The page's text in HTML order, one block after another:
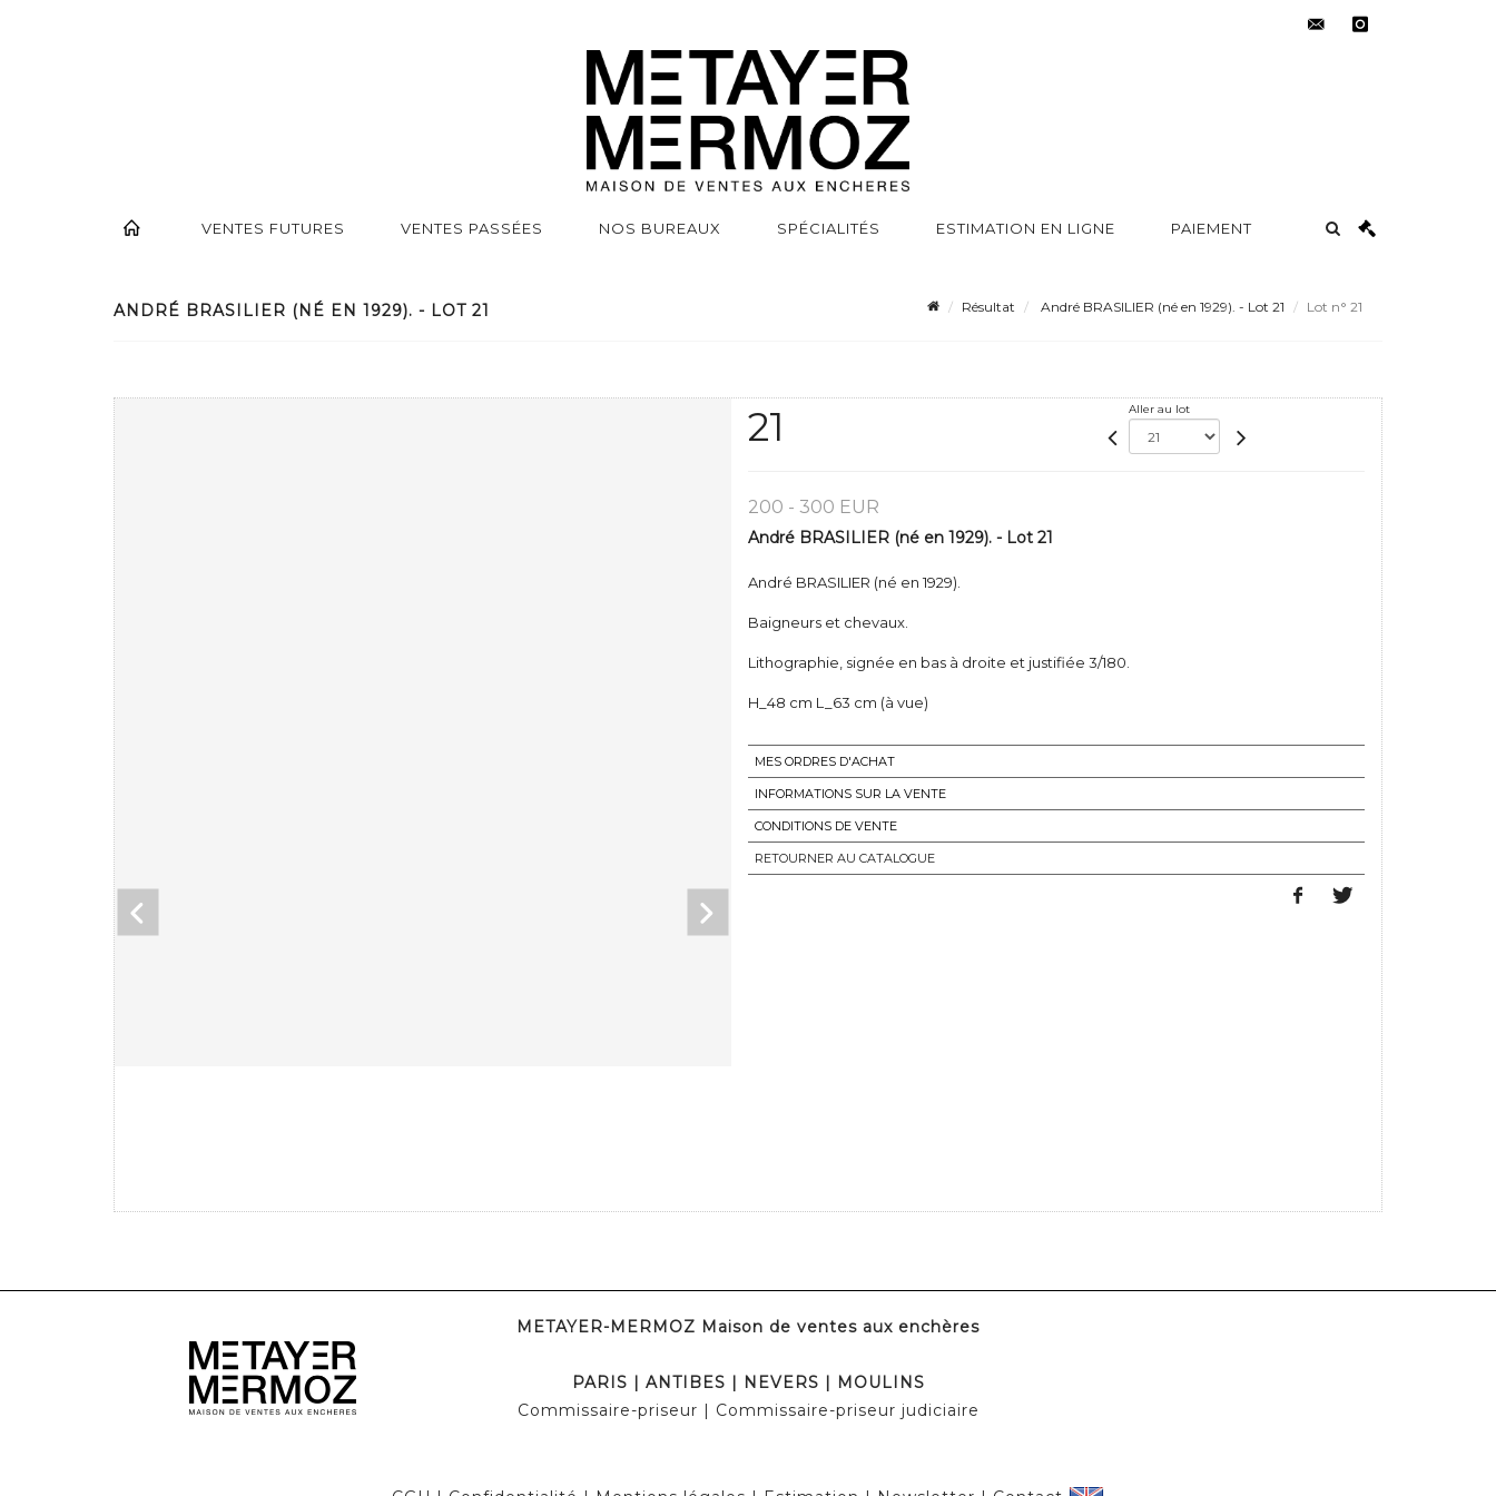
VENTES FUTURES VENTES PASSÉES NOS BUREAUX SPÉCIALITÉS ESTIMATION EN LIGNE PAIEMENT
ANDRÉ BRASILIER (NÉ EN 1929). - LOT 21 Résultat André BRASILIER (né en 1929). - Lot 21 Lot n° 21
21 Aller au lot
200 - 300 EUR
André BRASILIER (né en 1929). - Lot 21
André BRASILIER (né en 1929).
Baigneurs et chevaux.
Lithographie, signée en bas à droite et justifiée 3/180.
H_48 cm L_63 cm (à vue)
MES ORDRES D'ACHAT
INFORMATIONS SUR LA VENTE
CONDITIONS DE VENTE
RETOURNER AU CATALOGUE
METAYER-MERMOZ Maison de ventes aux enchères
PARIS | ANTIBES | NEVERS | MOULINS
Commissaire-priseur | Commissaire-priseur judiciaire